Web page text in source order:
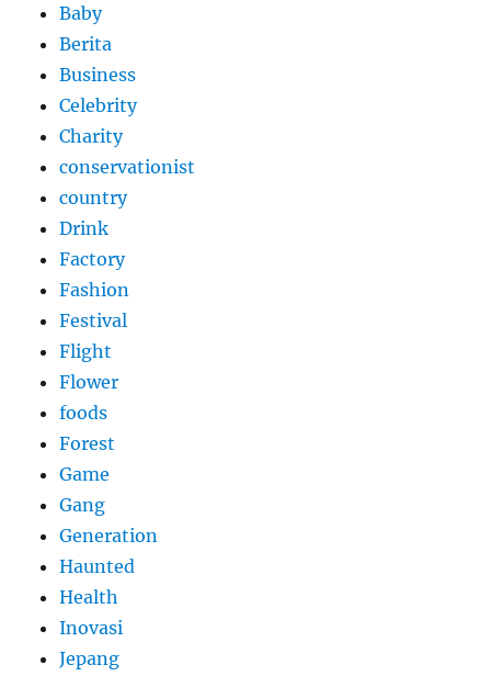
Baby
Berita
Business
Celebrity
Charity
conservationist
country
Drink
Factory
Fashion
Festival
Flight
Flower
foods
Forest
Game
Gang
Generation
Haunted
Health
Inovasi
Jepang